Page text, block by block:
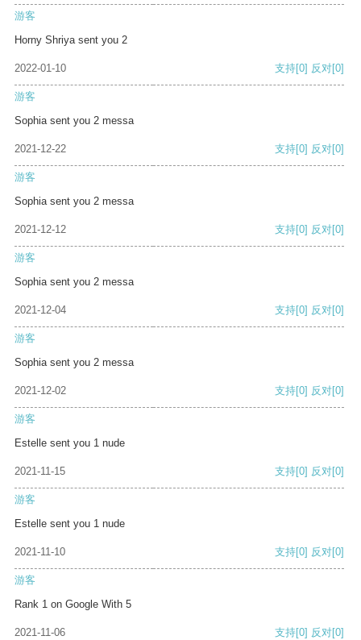
游客
Horny Shriya sent you 2
2022-01-10 支持[0] 反对[0]
游客
Sophia sent you 2 messa
2021-12-22 支持[0] 反对[0]
游客
Sophia sent you 2 messa
2021-12-12 支持[0] 反对[0]
游客
Sophia sent you 2 messa
2021-12-04 支持[0] 反对[0]
游客
Sophia sent you 2 messa
2021-12-02 支持[0] 反对[0]
游客
Estelle sent you 1 nude
2021-11-15 支持[0] 反对[0]
游客
Estelle sent you 1 nude
2021-11-10 支持[0] 反对[0]
游客
Rank 1 on Google With 5
2021-11-06 支持[0] 反对[0]